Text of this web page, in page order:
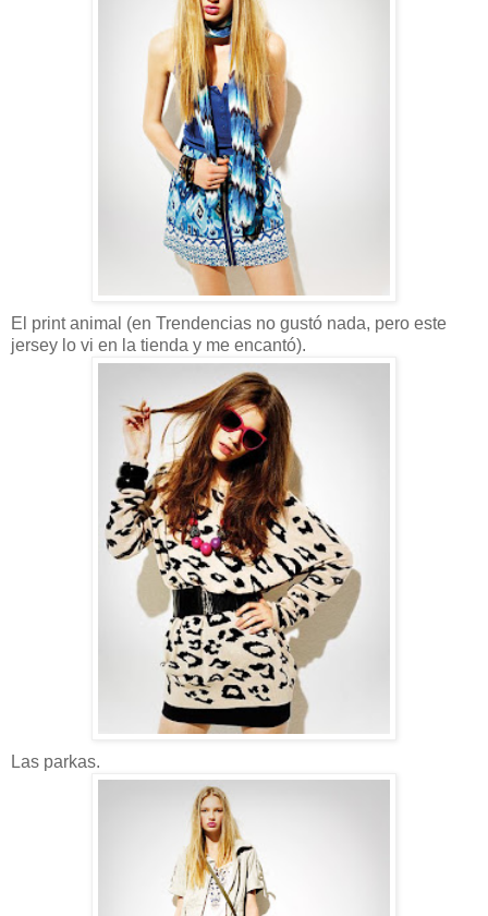
El print animal (en Trendencias no gustó nada, pero este
jersey lo vi en la tienda y me encantó).
Las parkas.